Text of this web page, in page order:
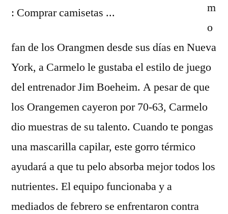
m
o
fan de los Orangmen desde sus días en Nueva
York, a Carmelo le gustaba el estilo de juego
del entrenador Jim Boeheim. A pesar de que
los Orangemen cayeron por 70-63, Carmelo
dio muestras de su talento. Cuando te pongas
una mascarilla capilar, este gorro térmico
ayudará a que tu pelo absorba mejor todos los
nutrientes. El equipo funcionaba y a
mediados de febrero se enfrentaron contra